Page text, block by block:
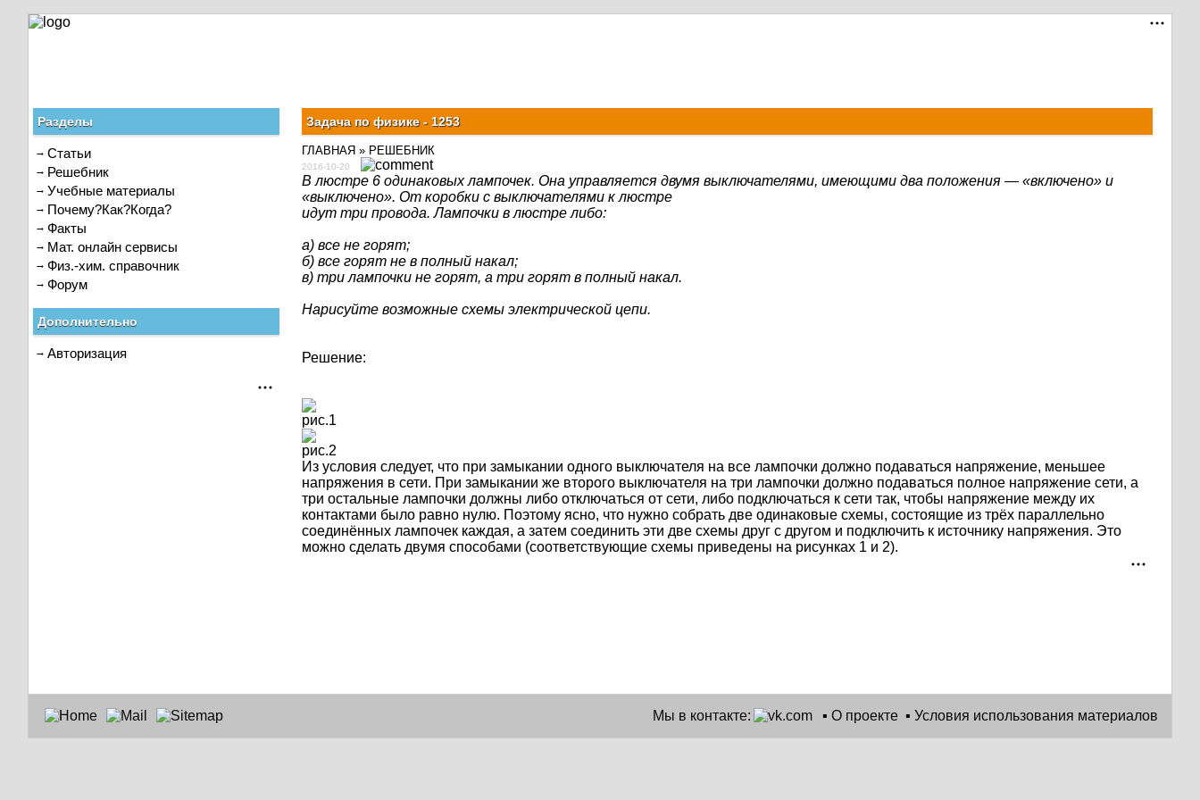
Разделы
Статьи
Решебник
Учебные материалы
Почему?Как?Когда?
Факты
Мат. онлайн сервисы
Физ.-хим. справочник
Форум
Дополнительно
Авторизация
Задача по физике - 1253
ГЛАВНАЯ » РЕШЕБНИК
2016-10-20
В люстре 6 одинаковых лампочек. Она управляется двумя выключателями, имеющими два положения — «включено» и
«выключено». От коробки с выключателями к люстре
идут три провода. Лампочки в люстре либо:
а) все не горят;
б) все горят не в полный накал;
в) три лампочки не горят, а три горят в полный накал.
Нарисуйте возможные схемы электрической цепи.
Решение:
рис.1
рис.2
Из условия следует, что при замыкании одного выключателя на все лампочки должно подаваться напряжение, меньшее
напряжения в сети. При замыкании же второго выключателя на три лампочки должно подаваться полное напряжение сети, а
три остальные лампочки должны либо отключаться от сети, либо подключаться к сети так, чтобы напряжение между их
контактами было равно нулю. Поэтому ясно, что нужно собрать две одинаковые схемы, состоящие из трёх параллельно
соединённых лампочек каждая, а затем соединить эти две схемы друг с другом и подключить к источнику напряжения. Это
можно сделать двумя способами (соответствующие схемы приведены на рисунках 1 и 2).
Мы в контакте: ▪ О проекте ▪ Условия использования материалов